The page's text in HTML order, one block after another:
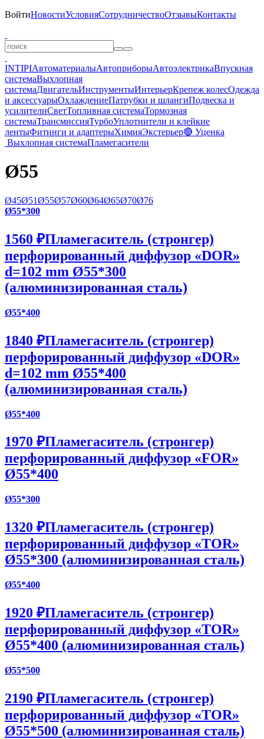
ВойтиНовостиУсловияСотрудничествоОтзывыКонтакты
INTIPIАвтоматериалыАвтоприборыАвтоэлектрикаВпускная
системаВыхлопная
системаДвигательИнструментыИнтерьерКрепеж колесОдежда
и аксессуарыОхлаждениеПатрубки и шлангиПодвеска и
усилителиСветТопливная системаТормозная
системаТрансмиссияТурбоУплотнители и клейкие
лентыФитинги и адаптерыХимияЭкстерьер🔴 Уценка
Выхлопная системаПламегасители
Ø55
Ø45Ø51Ø55Ø57Ø60Ø64Ø65Ø70Ø76
Ø55*300
1560 ₽Пламегаситель (стронгер)
перфорированный диффузор «DOR»
d=102 mm Ø55*300
(алюминизированная сталь)
Ø55*400
1840 ₽Пламегаситель (стронгер)
перфорированный диффузор «DOR»
d=102 mm Ø55*400
(алюминизированная сталь)
Ø55*400
1970 ₽Пламегаситель (стронгер)
перфорированный диффузор «FOR»
Ø55*400
Ø55*300
1320 ₽Пламегаситель (стронгер)
перфорированный диффузор «TOR»
Ø55*300 (алюминизированная сталь)
Ø55*400
1920 ₽Пламегаситель (стронгер)
перфорированный диффузор «TOR»
Ø55*400 (алюминизированная сталь)
Ø55*500
2190 ₽Пламегаситель (стронгер)
перфорированный диффузор «TOR»
Ø55*500 (алюминизированная сталь)